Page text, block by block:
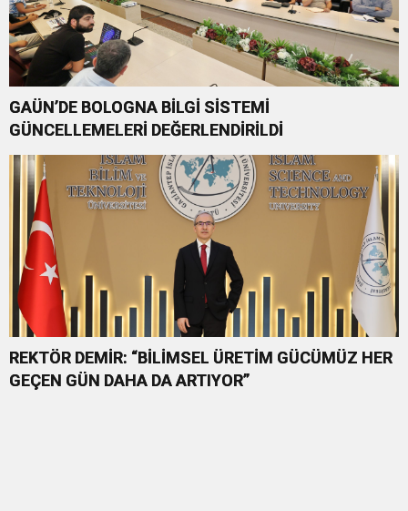
GAÜN’DE BOLOGNA BİLGİ SİSTEMİ
GÜNCELLEMELERİ DEĞERLENDİRİLDİ
REKTÖR DEMİR: “BİLİMSEL ÜRETİM GÜCÜMÜZ HER
GEÇEN GÜN DAHA DA ARTIYOR”